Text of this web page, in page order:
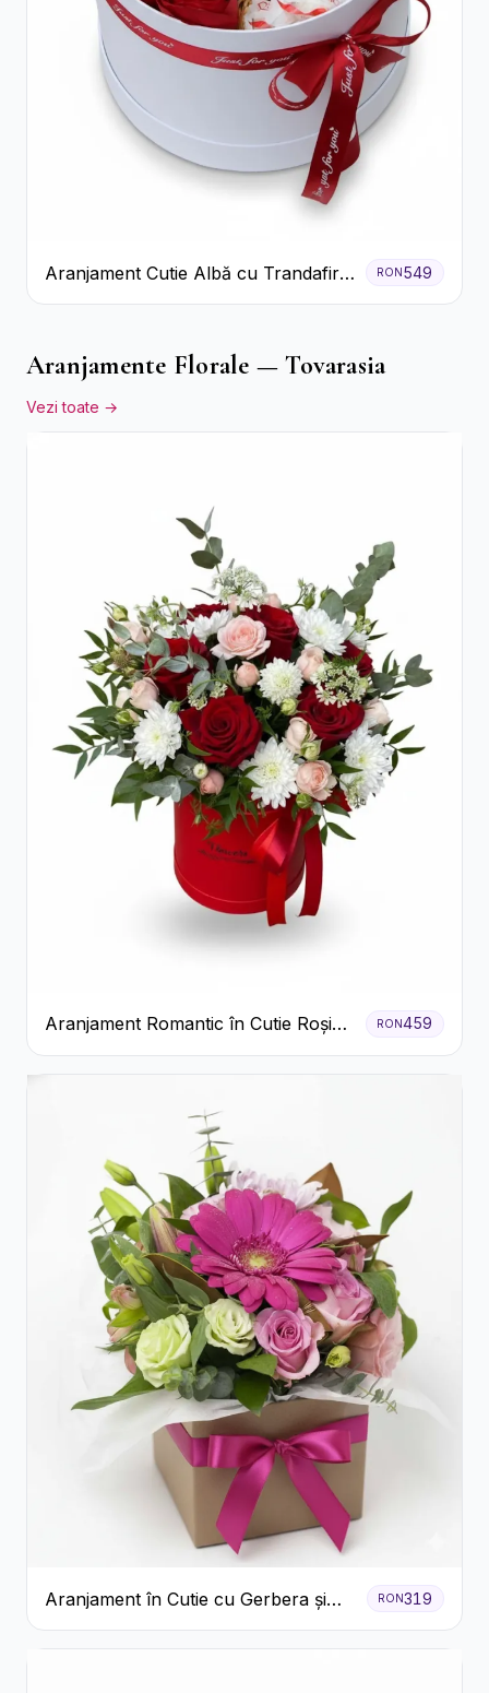
Aranjament Cutie Albă cu Trandafiri
Roșii și Raffaello
RON549
Aranjamente Florale — Tovarasia
Vezi toate →
Aranjament Romantic în Cutie Roșie
cu Trandafiri și Crizanteme
RON459
Aranjament în Cutie cu Gerbera și
Trandafiri Roz
RON319